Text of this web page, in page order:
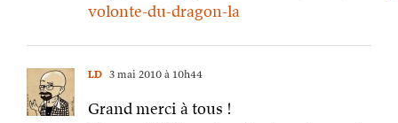
volonte-du-dragon-la
LD 3 mai 2010 à 10h44
Grand merci à tous !